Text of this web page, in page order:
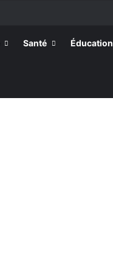
Santé Éducation